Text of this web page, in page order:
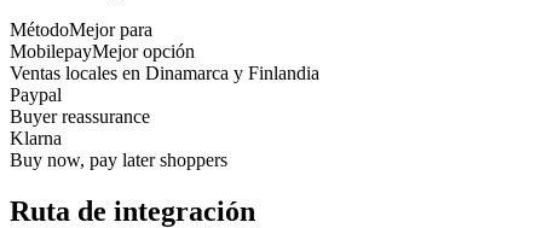
MétodoMejor para
MobilepayMejor opción
Ventas locales en Dinamarca y Finlandia
Paypal
Buyer reassurance
Klarna
Buy now, pay later shoppers
Ruta de integración